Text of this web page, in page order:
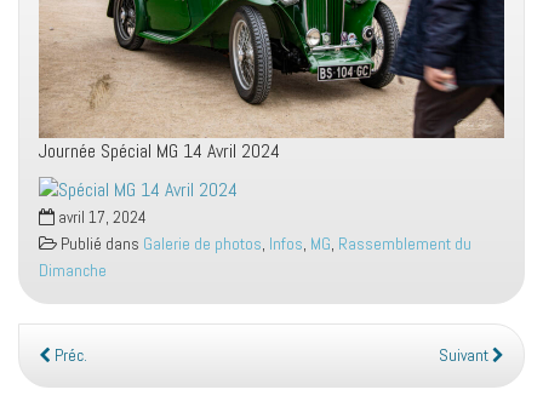
Journée Spécial MG 14 Avril 2024
avril 17, 2024
Publié dans Galerie de photos, Infos, MG, Rassemblement du
Dimanche
Préc. Suivant